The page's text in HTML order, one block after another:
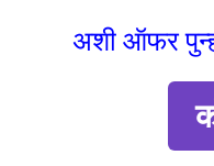
अशी ऑफर